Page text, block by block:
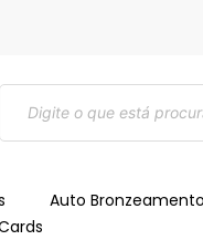
Pesquisar
produtos
Auto